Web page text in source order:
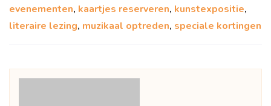
evenementen, kaartjes reserveren, kunstexpositie,
literaire lezing, muzikaal optreden, speciale kortingen